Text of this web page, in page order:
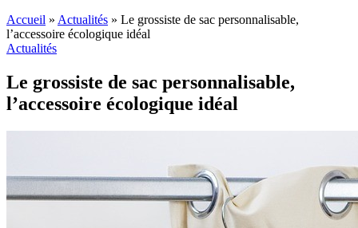
Accueil » Actualités » Le grossiste de sac personnalisable,
l’accessoire écologique idéal
Actualités
Le grossiste de sac personnalisable,
l’accessoire écologique idéal